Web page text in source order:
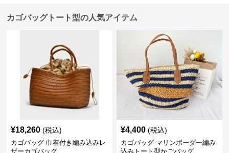
カゴバッグトート型の人気アイテム
¥18,260 (税込)
カゴバッグ 巾着付き編み込みレ
ザーカゴバッグ
¥4,400 (税込)
カゴバッグ マリンボーダー編み
込みトート型かごバッグ